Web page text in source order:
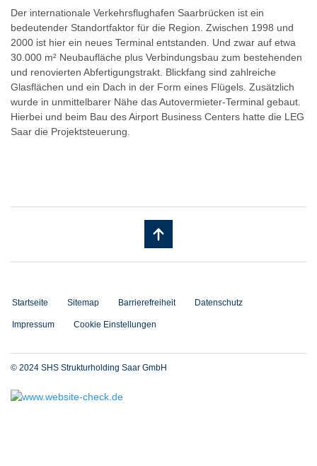
Der internationale Verkehrsflughafen Saarbrücken ist ein
bedeutender Standortfaktor für die Region. Zwischen 1998 und
2000 ist hier ein neues Terminal entstanden. Und zwar auf etwa
30.000 m² Neubaufläche plus Verbindungsbau zum bestehenden
und renovierten Abfertigungstrakt. Blickfang sind zahlreiche
Glasflächen und ein Dach in der Form eines Flügels. Zusätzlich
wurde in unmittelbarer Nähe das Autovermieter-Terminal gebaut.
Hierbei und beim Bau des Airport Business Centers hatte die LEG
Saar die Projektsteuerung.
Startseite Sitemap Barrierefreiheit Datenschutz
Impressum Cookie Einstellungen
© 2024 SHS Strukturholding Saar GmbH